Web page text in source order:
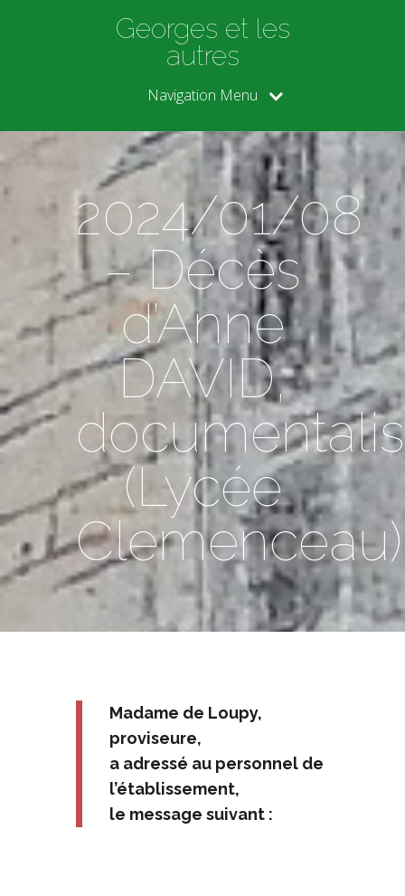
Georges et les
autres
Navigation Menu
2024/01/08
– Décès
d’Anne
DAVID,
(Lycée
Clemenceau)
Madame de Loupy,
proviseure,
a adressé au personnel de
l’établissement,
le message suivant :